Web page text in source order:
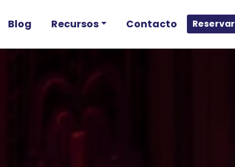
Blog Recursos Contacto Reservar